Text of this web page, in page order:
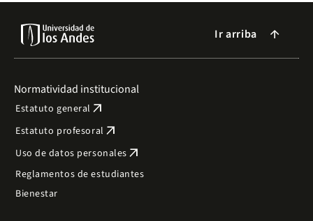
Ir arriba arrow_forward
Normatividad institucional
Estatuto general arrow_outward
Estatuto profesoral arrow_outward
Uso de datos personales arrow_outward
Reglamentos de estudiantes
Bienestar